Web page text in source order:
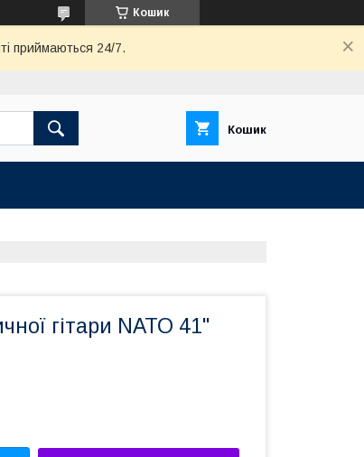
Кошик
приймаються 24/7.
Кошик
гітари NАТО 41"